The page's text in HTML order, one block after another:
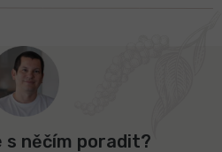
p
r
k
v
í
něčím poradit?